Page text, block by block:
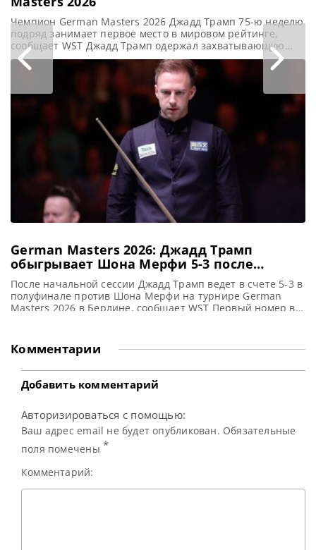
Чемпион German Masters 2026 Джадд Трамп 75-ю неделю
подряд занимает первое место в мировом рейтинге,
сообщает WST Джадд Трамп одержал захватывающую
победу на турнире German Masters 2026. И после
обновления мирового рейтинга укрепил свои позиции
лидера, увеличив отрыв от следующего за ним Кайрена
Уилсона до 452 850 фунтов стерлингов. В финальном
поединке, состоявшемся в Берлине
German Masters 2026: Джадд Трамп
обыгрывает Шона Мерфи 5-3 после
первой сессии
После начальной сессии Джадд Трамп ведет в счете 5-3 в
полуфинале против Шона Мерфи на турнире German
Masters 2026 в Берлине, сообщает WST Первый номер в
финале Шона Мерфи со счетом 5-3 после первой сессии.
Трамп стремится завоевать свой четвертый
Комментарии
Добавить комментарий
Авторизироваться с помощью:
Ваш адрес email не будет опубликован. Обязательные
поля помечены *
Комментарий: